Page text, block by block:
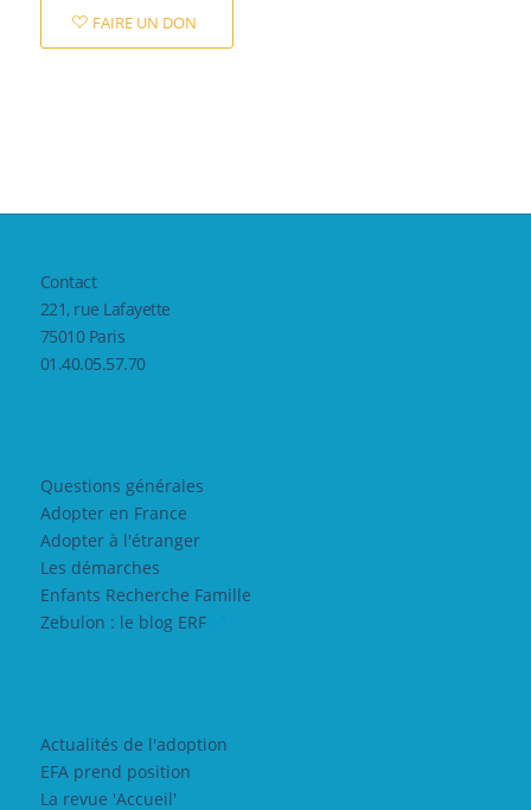
FAIRE UN DON
Contact
221, rue Lafayette
75010 Paris
01.40.05.57.70
Questions générales
Adopter en France
Adopter à l'étranger
Les démarches
Enfants Recherche Famille
Zebulon : le blog ERF
Actualités de l'adoption
EFA prend position
La revue 'Accueil'